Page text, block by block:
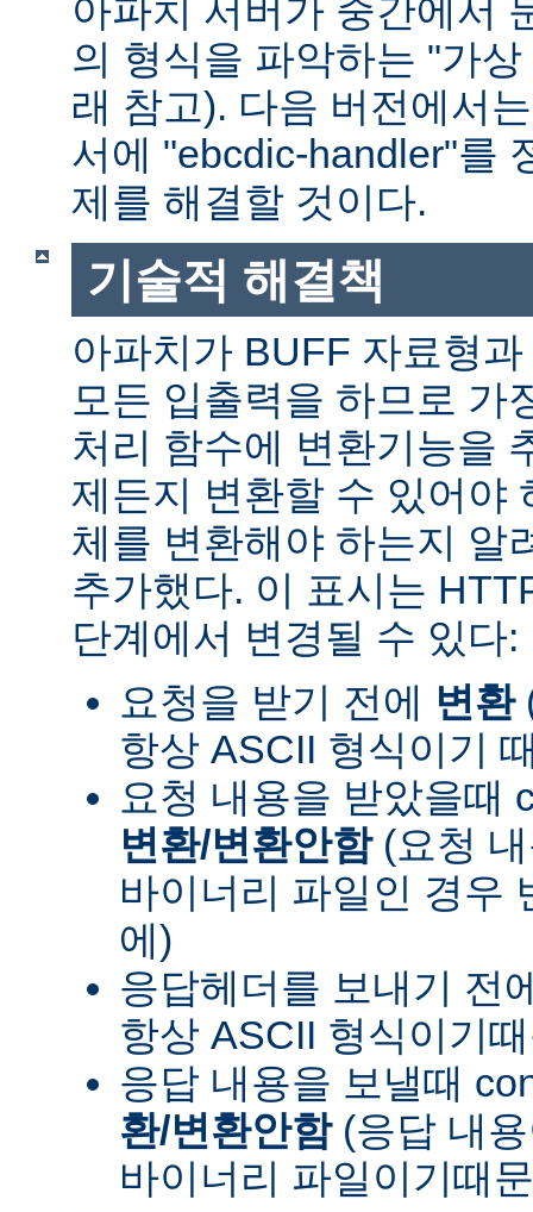
아파치 서버가 중간에서
의 형식을 파악하는 "가
래 참고). 다음 버전에서
서에 "ebcdic-handler"를
제를 해결할 것이다.
기술적 해결책
아파치가 BUFF 자료형
모든 입출력을 하므로 가
처리 함수에 변환기능을
제든지 변환할 수 있어야
체를 변환해야 하는지 알
추가했다. 이 표시는
단계에서 변경될 수 있다:
요청을 받기 전에
변환
항상 ASCII 형식이기
요청 내용을 받았을때
변환/변환안함(요청 내
바이너리 파일인 경우
에)
응답헤더를 보내기 전
항상 ASCII 형식이기
응답 내용을 보낼때
환/변환안함(응답 내
바이너리 파일이기때